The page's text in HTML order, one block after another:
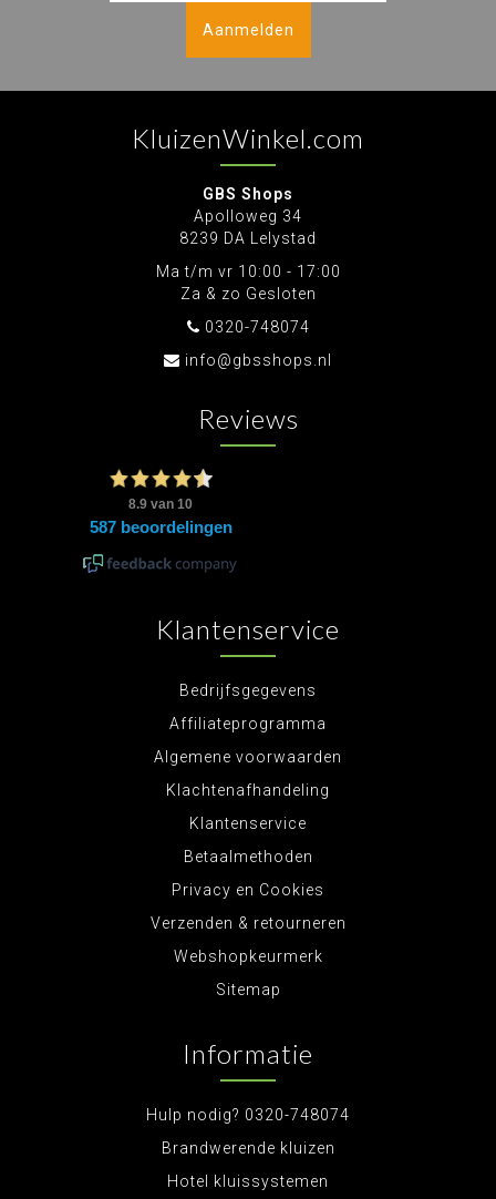
Aanmelden
KluizenWinkel.com
GBS Shops
Apolloweg 34
8239 DA Lelystad
Ma t/m vr 10:00 - 17:00
Za & zo Gesloten
0320-748074
info@gbsshops.nl
Reviews
Klantenservice
Bedrijfsgegevens
Affiliateprogramma
Algemene voorwaarden
Klachtenafhandeling
Klantenservice
Betaalmethoden
Privacy en Cookies
Verzenden & retourneren
Webshopkeurmerk
Sitemap
Informatie
Hulp nodig? 0320-748074
Brandwerende kluizen
Hotel kluissystemen